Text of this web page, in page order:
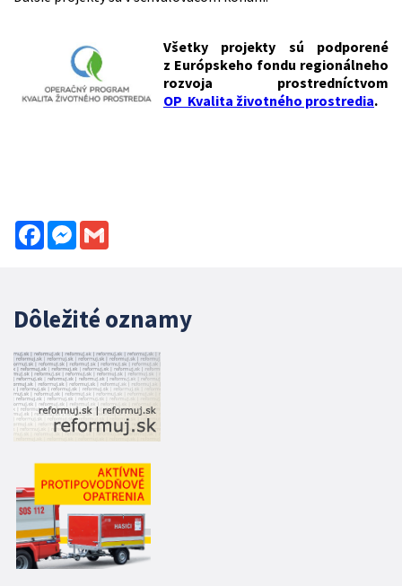
Všetky projekty sú podporené
z Európskeho fondu regionálneho
rozvoja prostredníctvom
OP Kvalita životného prostredia.
FacebookMessenger
Dôležité oznamy